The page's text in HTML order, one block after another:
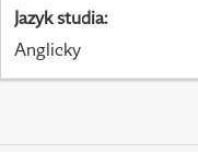
Jazyk studia:
Anglicky